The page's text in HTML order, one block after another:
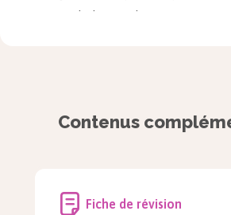
armée de la part du mouvement
putsch militaire en Algérie,
Algérie, le FLN étend le terrorisme
Contenus
Fiche de révision